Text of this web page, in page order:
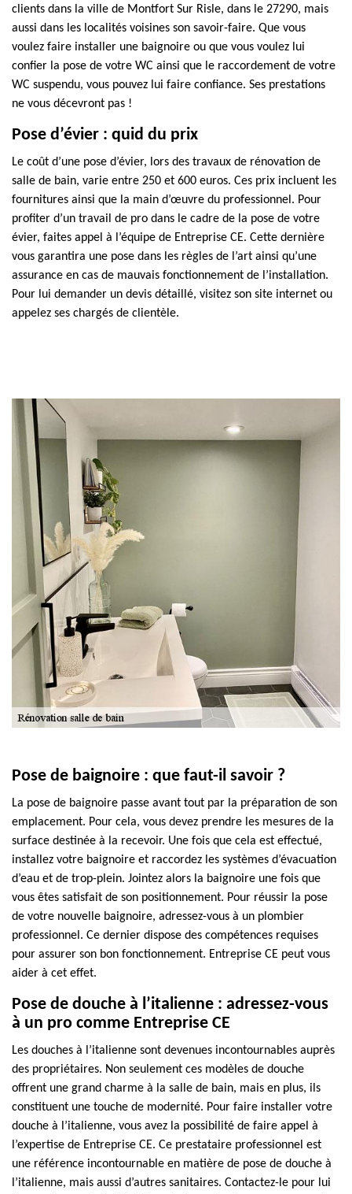
clients dans la ville de Montfort Sur Risle, dans le 27290, mais
aussi dans les localités voisines son savoir-faire. Que vous
voulez faire installer une baignoire ou que vous voulez lui
confier la pose de votre WC ainsi que le raccordement de votre
WC suspendu, vous pouvez lui faire confiance. Ses prestations
ne vous décevront pas !
Pose d’évier : quid du prix
Le coût d’une pose d’évier, lors des travaux de rénovation de
salle de bain, varie entre 250 et 600 euros. Ces prix incluent les
fournitures ainsi que la main d’œuvre du professionnel. Pour
profiter d’un travail de pro dans le cadre de la pose de votre
évier, faites appel à l’équipe de Entreprise CE. Cette dernière
vous garantira une pose dans les règles de l’art ainsi qu’une
assurance en cas de mauvais fonctionnement de l’installation.
Pour lui demander un devis détaillé, visitez son site internet ou
appelez ses chargés de clientèle.
Pose de baignoire : que faut-il savoir ?
La pose de baignoire passe avant tout par la préparation de son
emplacement. Pour cela, vous devez prendre les mesures de la
surface destinée à la recevoir. Une fois que cela est effectué,
installez votre baignoire et raccordez les systèmes d’évacuation
d’eau et de trop-plein. Jointez alors la baignoire une fois que
vous êtes satisfait de son positionnement. Pour réussir la pose
de votre nouvelle baignoire, adressez-vous à un plombier
professionnel. Ce dernier dispose des compétences requises
pour assurer son bon fonctionnement. Entreprise CE peut vous
aider à cet effet.
Pose de douche à l’italienne : adressez-vous
à un pro comme Entreprise CE
Les douches à l’italienne sont devenues incontournables auprès
des propriétaires. Non seulement ces modèles de douche
offrent une grand charme à la salle de bain, mais en plus, ils
constituent une touche de modernité. Pour faire installer votre
douche à l’italienne, vous avez la possibilité de faire appel à
l’expertise de Entreprise CE. Ce prestataire professionnel est
une référence incontournable en matière de pose de douche à
l’italienne, mais aussi d’autres sanitaires. Contactez-le pour lui